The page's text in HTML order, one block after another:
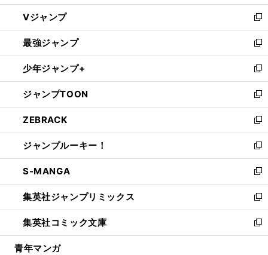
ウ
ィ
ン
ド
ウ
で
開
く
し
い
ウ
ィ
ン
ド
ウ
で
開
く
Vジャンプ
新
し
い
ウ
ィ
ン
ド
ウ
で
開
く
最強ジャンプ
新
し
い
ウ
ィ
ン
ド
ウ
で
開
く
少年ジャンプ+
新
し
い
ウ
ィ
ン
ド
ウ
で
開
く
ジャンプTOON
新
し
い
ウ
ィ
ン
ド
ウ
で
開
く
ZEBRACK
新
し
い
ウ
ィ
ン
ド
ウ
で
開
ジャンプルーキー！
新
し
い
ウ
ィ
ン
ド
ウ
S-MANGA
新
し
い
ウ
ィ
ン
集英社ジャンプリミックス
新
し
い
ウ
集英社コミック文庫
新
し
青年マンガ